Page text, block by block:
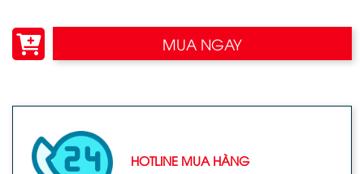
MUA NGAY
HOTLINE MUA HÀNG